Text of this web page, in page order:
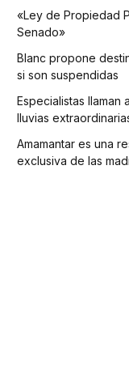
«Ley de Propiedad
Senado»
Blanc propone
si son suspendidas
Especialistas
lluvias
Amamantar es una
exclusiva de las